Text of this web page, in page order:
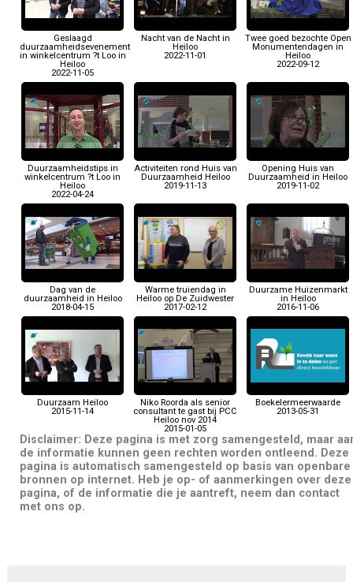
Geslaagd
duurzaamheidsevenement
in winkelcentrum ?t Loo in
Heiloo
2022-11-05
Nacht van de Nacht in
Heiloo
2022-11-01
Twee goed bezochte Open
Monumentendagen in
Heiloo
2022-09-12
Duurzaamheidstips in
winkelcentrum ?t Loo in
Heiloo
2022-04-24
Activiteiten rond Huis van
Duurzaamheid Heiloo
2019-11-13
Opening Huis van
Duurzaamheid in Heiloo
2019-11-02
Dag van de
duurzaamheid in Heiloo
2018-04-15
Warme truiendag in
Heiloo op De Zuidwester
2017-02-12
Duurzame Huizenmarkt
in Heiloo
2016-11-06
Duurzaam Heiloo
2015-11-14
Niko Roorda als senior
consultant te gast bij PCC
Heiloo nov 2014
2015-01-05
Boekelermeerwaarde
2013-05-31
Disclaimer: Deze pagina is met zorg samengesteld, maar
de informatie kunnen geen rechten worden ontleend. Deze
pagina is automatisch samengesteld op basis van openbare
bronnen op internet. Heb je op- of aanmerkingen over deze
pagina, of de informatie die je aantreft, neem dan contact
met ons op.